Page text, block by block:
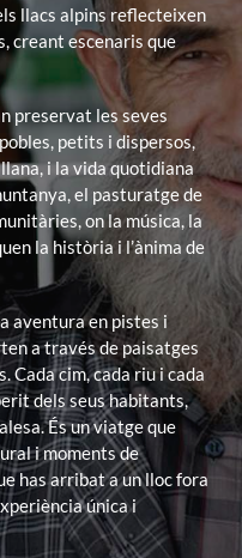
llacs alpins reflecteixen
creant escenaris que
preservat les seves
petits i dispersos,
i la vida quotidiana
el pasturatge de
on la música, la
la història i l’ànima de
aventura en pistes i
a través de paisatges
Cada cim, cada riu i cada
dels seus habitants,
És un viatge que
i moments de
has arribat a un lloc fora
única i